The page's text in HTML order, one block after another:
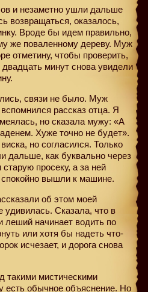
и незаметно ушли дальше
возвращаться, оказалось,
Вроде бы идем правильно,
же поваленному дереву. Муж
отметину, чтобы проверить,
минут снова увидели
связи не было. Муж
вспомнился рассказ отца. Я
но сказала мужу: «А
Хуже точно не будет».
но согласился. Только
дальше, как буквально через
просеку, а за ней
спокойно вышли к машине.
об этом моей
Сказала, что в
леший начинает водить по
или хотя бы надеть что-
исчезает, и дорога снова
такими мистическими
есть обычное объяснение. Но